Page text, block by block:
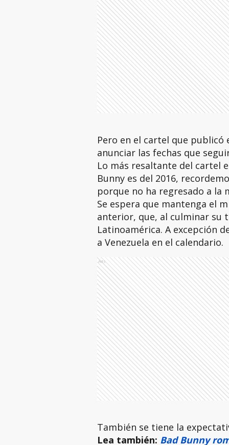
Pero en el cartel que publicó
anunciar las fechas que
Lo más resaltante del cartel
Bunny es del 2016,
porque no ha regresado a la
Se espera que mantenga el
anterior, que, al culminar su
Latinoamérica. A excepción
a Venezuela en el calendario.
Ads
También se tiene la
Lea también: Bad Bunny